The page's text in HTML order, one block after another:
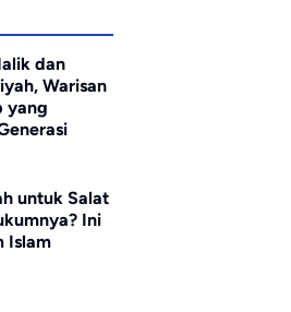
dan
Warisan
yang
untuk Salat
Ini
Islam